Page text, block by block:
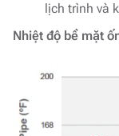
lịch trình và
Nhiệt độ bề mặt